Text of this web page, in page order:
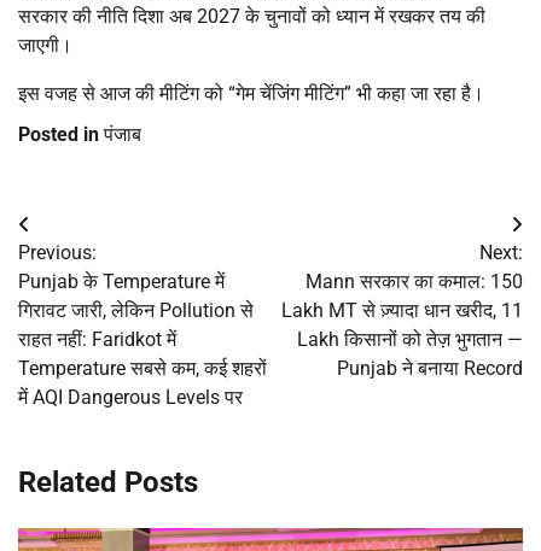
सरकार की नीति दिशा अब 2027 के चुनावों को ध्यान में रखकर तय की
जाएगी।
इस वजह से आज की मीटिंग को “गेम चेंजिंग मीटिंग” भी कहा जा रहा है।
Posted inपंजाब
Post
navigation
Previous:
Punjab के Temperature में
गिरावट जारी, लेकिन Pollution से
राहत नहीं: Faridkot में
Temperature सबसे कम, कई शहरों
में AQI Dangerous Levels पर
Next:
Mann सरकार का कमाल: 150
Lakh MT से ज़्यादा धान खरीद, 11
Lakh किसानों को तेज़ भुगतान —
Punjab ने बनाया Record
Related Posts